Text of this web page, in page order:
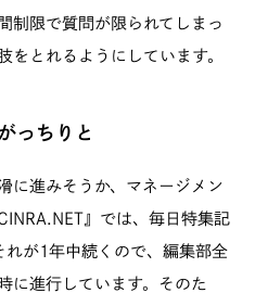
制限で質問が限られてしまっ
をとれるようにしています。
っちりと
に進みそうか、マネージメン
』では、毎日特集記
が1年中続くので、編集部全
に進行しています。そのた